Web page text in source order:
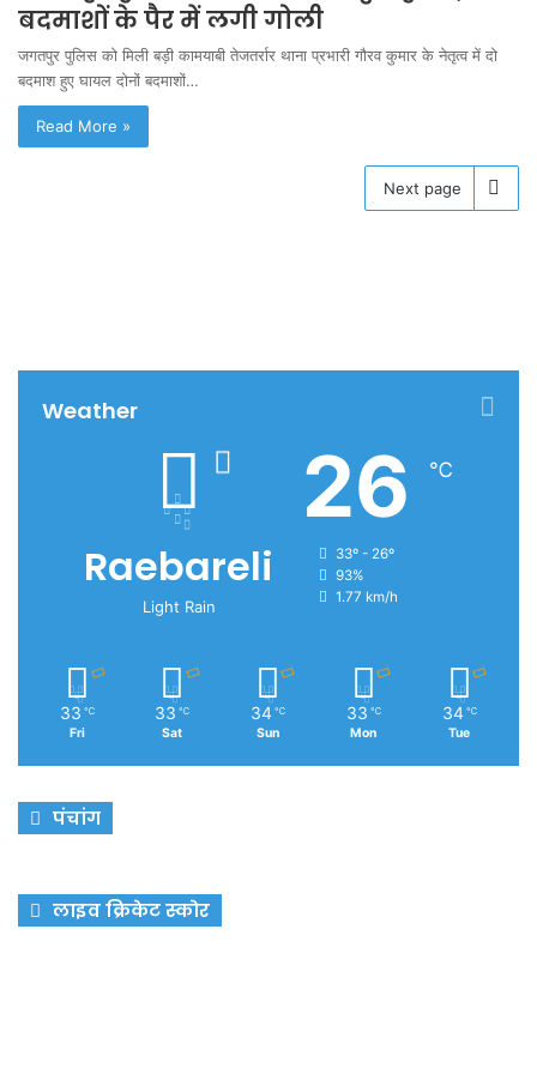
बदमाशों के पैर में लगी गोली
जगतपुर पुलिस को मिली बड़ी कामयाबी तेजतर्रार थाना प्रभारी गौरव कुमार के नेतृत्व में दो
बदमाश हुए घायल दोनों बदमाशों…
Read More »
Next page
Weather
Raebareli
Light Rain
26 ℃
33º - 26º
93%
1.77 km/h
33 ℃
Fri
33 ℃
Sat
34 ℃
Sun
33 ℃
Mon
34 ℃
Tue
पंचांग
लाइव क्रिकेट स्कोर